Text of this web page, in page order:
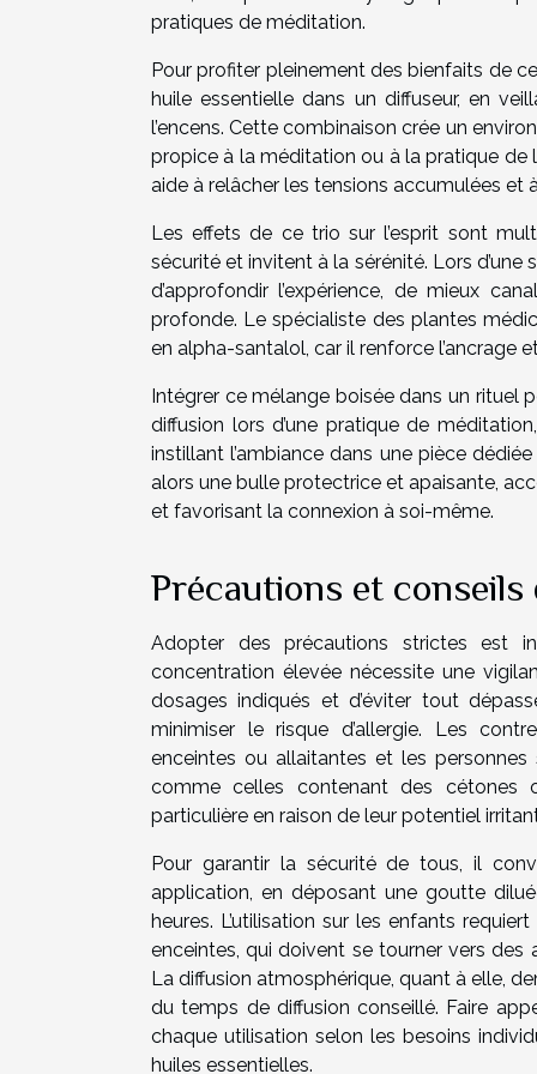
pratiques de méditation.
Pour profiter pleinement des bienfaits de
huile essentielle dans un diffuseur, en
l’encens. Cette combinaison crée un
propice à la méditation ou à la pratique de
aide à relâcher les tensions accumulées et
Les effets de ce trio sur l’esprit sont
sécurité et invitent à la sérénité. Lors
d’approfondir l’expérience, de mieux
profonde. Le spécialiste des plantes
en alpha-santalol, car il renforce l’ancrage
Intégrer ce mélange boisée dans un rituel
diffusion lors d’une pratique de
instillant l’ambiance dans une pièce
alors une bulle protectrice et apaisante,
et favorisant la connexion à soi-même.
Précautions et conseils
Adopter des précautions strictes est
concentration élevée nécessite une
dosages indiqués et d’éviter tout
minimiser le risque d’allergie. Les
enceintes ou allaitantes et les personnes
comme celles contenant des cétones
particulière en raison de leur potentiel
Pour garantir la sécurité de tous, il
application, en déposant une goutte
heures. L’utilisation sur les enfants
enceintes, qui doivent se tourner vers des
La diffusion atmosphérique, quant à elle,
du temps de diffusion conseillé. Faire
chaque utilisation selon les besoins
huiles essentielles.